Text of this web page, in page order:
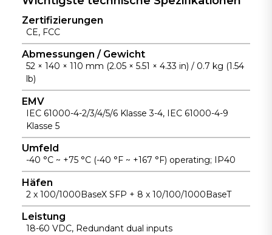
Installation
und
zuverlässige
Wärmeableitu
ng aus.
Temperaturber
für
unbeaufsichti
en.
ungssicherhei
Zertifizierungen
CE, FCC
Abmessungen / Gewicht
52 × 140 × 110 mm (2.05 × 5.51 × 4.33 in) / 0.7 kg (1.54
lb)
EMV
IEC 61000-4-2/3/4/5/6 Klasse 3-4, IEC 61000-4-9
Klasse 5
Umfeld
-40 °C ~ +75 °C (-40 °F ~ +167 °F) operating; IP40
Häfen
2 x 100/1000BaseX SFP + 8 x 10/100/1000BaseT
Leistung
18-60 VDC, Redundant dual inputs